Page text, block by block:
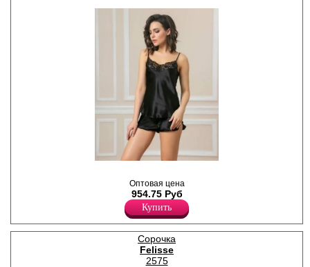
Полиэстер 100%
Оптовая цена
954.75 Руб
Купить
Сорочка
Felisse
2575